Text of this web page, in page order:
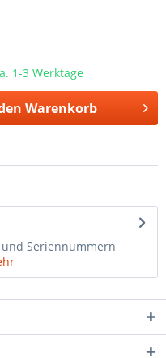
1-3 Werktage
Warenkorb
Seriennummern